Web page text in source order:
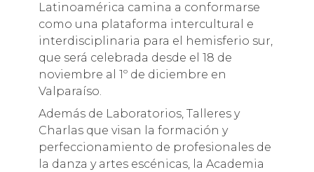
Latinoamérica camina a conformarse
como una plataforma intercultural e
interdisciplinaria para el hemisferio sur,
que será celebrada desde el 18 de
noviembre al 1º de diciembre en
Valparaíso.
Además de Laboratorios, Talleres y
Charlas que visan la formación y
perfeccionamiento de profesionales de
la danza y artes escénicas, la Academia